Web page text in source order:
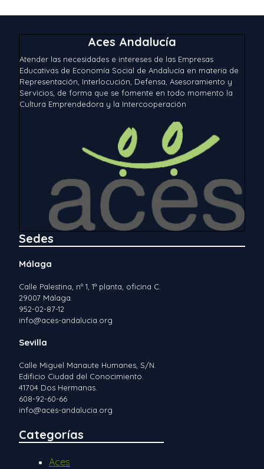
Aces Andalucía
Atender las necesidades e intereses de las Empresas
Educativas de Economía Social de Andalucía en materia de
Representación, Interlocución, Defensa, Asesoramiento y
Servicios, de forma que se fomente en todo momento la
Cultura Emprendedora y la Intercooperación
Sedes
Málaga
Calle Palestina, nº 1, 1ª planta, oficina C.
29007 Málaga.
952-02-87-12
info@aces-andalucia.org
Sevilla
Calle Miguel Manaute Humanes, S/N.
Edificio Ciudad del Conocimiento.
41704 Dos Hermanas.
608-92-60-66
info@aces-andalucia.org
Categorías
Aces